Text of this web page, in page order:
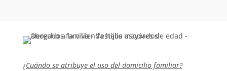
¿Cuándo se atribuye el uso del domicilio familiar?